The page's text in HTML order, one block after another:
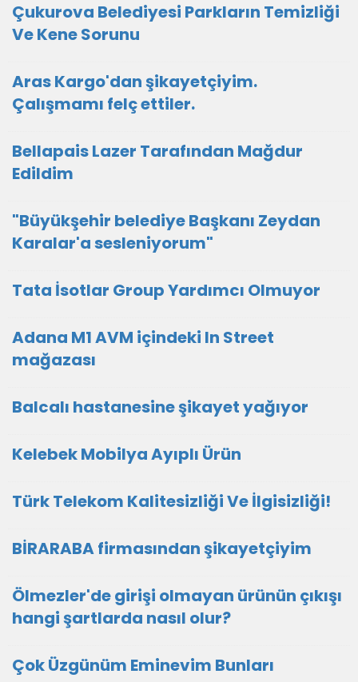
Çukurova Belediyesi Parkların Temizliği
Ve Kene Sorunu
Aras Kargo'dan şikayetçiyim.
Çalışmamı felç ettiler.
Bellapais Lazer Tarafından Mağdur
Edildim
"Büyükşehir belediye Başkanı Zeydan
Karalar'a sesleniyorum"
Tata İsotlar Group Yardımcı Olmuyor
Adana M1 AVM içindeki In Street
mağazası
Balcalı hastanesine şikayet yağıyor
Kelebek Mobilya Ayıplı Ürün
Türk Telekom Kalitesizliği Ve İlgisizliği!
BİRARABA firmasından şikayetçiyim
Ölmezler'de girişi olmayan ürünün çıkışı
hangi şartlarda nasıl olur?
Çok Üzgünüm Eminevim Bunları